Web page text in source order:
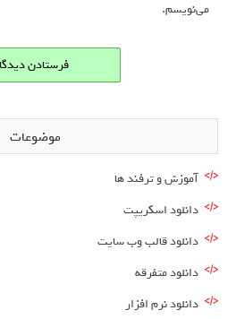
می‌نویسم.
موضوعات
آموزش و ترفند ها
دانلود اسکریپت
دانلود قالب وب سایت
دانلود متفرقه
دانلود نرم افزار